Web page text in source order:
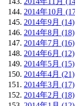
2014年10月
2014年9月 (14)
2014年8月 (18)
2014年7月 (16)
2014年6月 (12)
2014年5月 (15)
2014年4月 (21)
2014年3月 (17)
2014年2月 (18)